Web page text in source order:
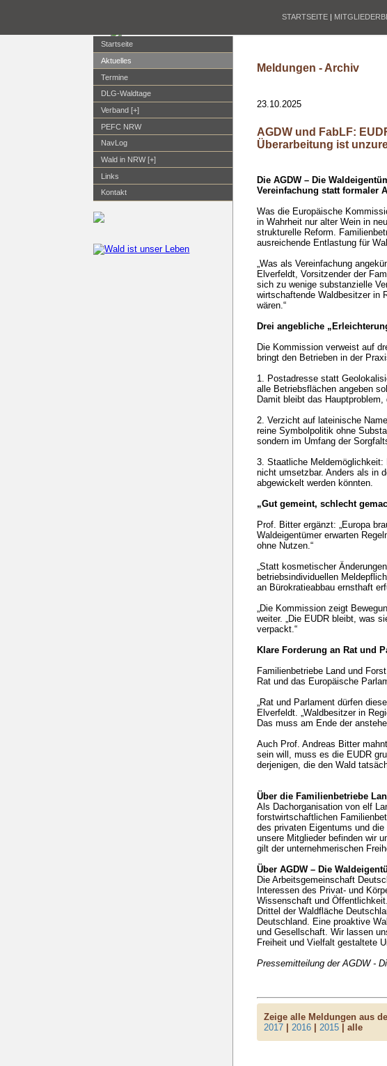
STARTSEITE |
Startseite
Aktuelles
Termine
DLG-Waldtage
Verband [+]
PEFC NRW
NavLog
Wald in NRW [+]
Links
Kontakt
Meldungen - Archiv
23.10.2025
AGDW und FabLF:
Überarbeitung ist
Die AGDW – Die
Vereinfachung statt formaler
Was die Europäische
in Wahrheit nur alter Wein in
strukturelle Reform.
ausreichende Entlastung für
„Was als Vereinfachung
Elverfeldt, Vorsitzender der
sich zu wenige substanzielle
wirtschaftende Waldbesitzer in
wären.“
Drei angebliche
Die Kommission verweist auf
bringt den Betrieben in der
1. Postadresse statt
alle Betriebsflächen angeben
Damit bleibt das Hauptproblem,
2. Verzicht auf lateinische
reine Symbolpolitik ohne
sondern im Umfang der
3. Staatliche
nicht umsetzbar. Anders als in
abgewickelt werden könnten.
„Gut gemeint, schlecht
Prof. Bitter ergänzt: „Europa
Waldeigentümer erwarten
ohne Nutzen.“
„Statt kosmetischer
betriebsindividuellen
an Bürokratieabbau ernsthaft
„Die Kommission zeigt
weiter. „Die EUDR bleibt, was
verpackt.“
Klare Forderung an Rat und
Familienbetriebe Land und
Rat und das Europäische
„Rat und Parlament dürfen
Elverfeldt. „Waldbesitzer in
Das muss am Ende der
Auch Prof. Andreas Bitter
sein will, muss es die EUDR
derjenigen, die den Wald
Über die Familienbetriebe
Als Dachorganisation von elf
forstwirtschaftlichen
des privaten Eigentums und
unsere Mitglieder befinden wir
gilt der unternehmerischen
Über AGDW – Die
Die Arbeitsgemeinschaft
Interessen des Privat- und
Wissenschaft und
Drittel der Waldfläche
Deutschland. Eine proaktive
und Gesellschaft. Wir lassen
Freiheit und Vielfalt gestaltete
Pressemitteilung der AGDW -
Zeige alle Meldungen aus
2017| 2016| 2015| alle